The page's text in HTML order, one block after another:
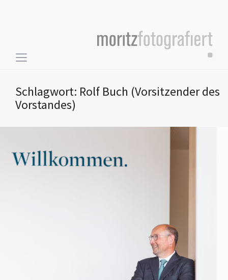
Toggle
&
navigation
Schlagwort: Rolf Buch (Vorsitzender des
Vorstandes)